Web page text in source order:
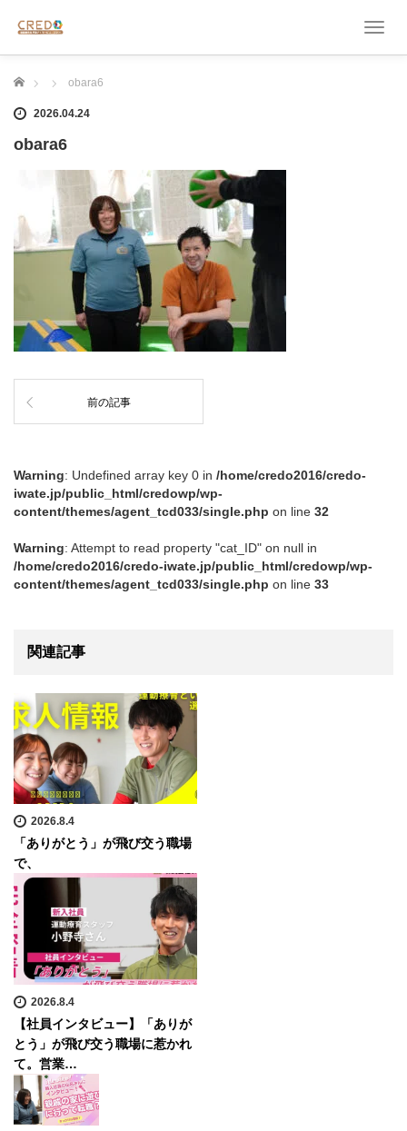
T
ホーム obara6
2026.04.24
obara6
前の記事
Warning: Undefined array key 0 in /home/credo2016/credo-
iwate.jp/public_html/credowp/wp-
content/themes/agent_tcd033/single.php on line 32
Warning: Attempt to read property "cat_ID" on null in
/home/credo2016/credo-iwate.jp/public_html/credowp/wp-
content/themes/agent_tcd033/single.php on line 33
関連記事
2026.8.4
「ありがとう」が飛び交う職場
で、
2026.8.4
【社員インタビュー】「ありが
とう」が飛び交う職場に惹かれ
て。営業…